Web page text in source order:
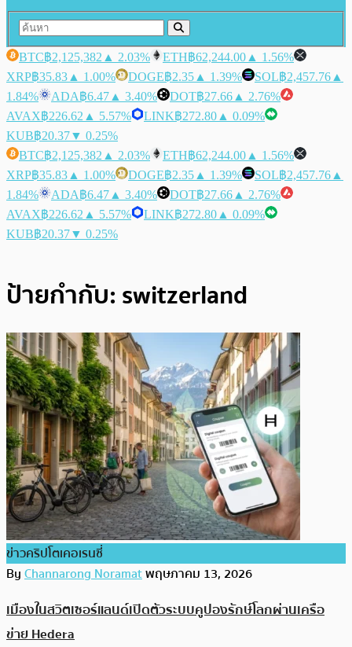
BTC฿2,125,382 ▲ 2.03% ETH฿62,244.00 ▲ 1.56%
XRP฿35.83 ▲ 1.00% DOGE฿2.35 ▲ 1.39% SOL฿2,457.76 ▲
1.84%
ADA฿6.47 ▲ 3.40% DOT฿27.66 ▲ 2.76%
AVAX฿226.62 ▲ 5.57% LINK฿272.80 ▲ 0.09%
KUB฿20.37▼ 0.25%
BTC฿2,125,382 ▲ 2.03% ETH฿62,244.00 ▲ 1.56%
XRP฿35.83 ▲ 1.00% DOGE฿2.35 ▲ 1.39% SOL฿2,457.76 ▲
1.84%
ADA฿6.47 ▲ 3.40% DOT฿27.66 ▲ 2.76%
AVAX฿226.62 ▲ 5.57% LINK฿272.80 ▲ 0.09%
KUB฿20.37▼ 0.25%
ป้ายกำกับ: switzerland
ข่าวคริปโตเคอเรนซี่
ByChannarong Noramatพฤษภาคม 13, 2026
เมืองในสวิตเซอร์แลนด์เปิดตัวระบบคูปองรักษ์โลกผ่านเครือ
ข่าย Hedera